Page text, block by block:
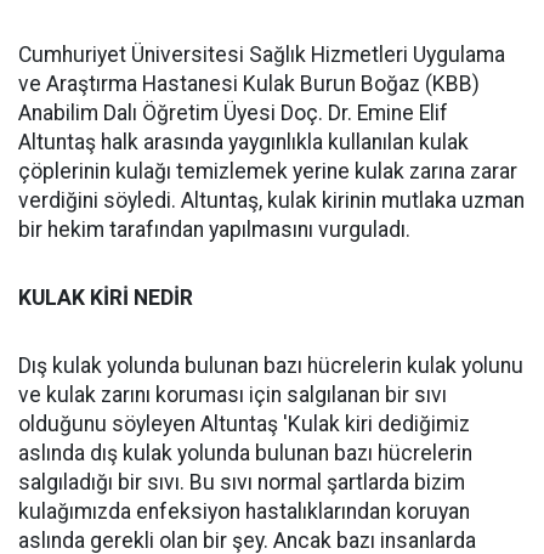
Cumhuriyet Üniversitesi Sağlık Hizmetleri Uygulama
ve Araştırma Hastanesi Kulak Burun Boğaz (KBB)
Anabilim Dalı Öğretim Üyesi Doç. Dr. Emine Elif
Altuntaş halk arasında yaygınlıkla kullanılan kulak
çöplerinin kulağı temizlemek yerine kulak zarına zarar
verdiğini söyledi. Altuntaş, kulak kirinin mutlaka uzman
bir hekim tarafından yapılmasını vurguladı.
KULAK KİRİ NEDİR
Dış kulak yolunda bulunan bazı hücrelerin kulak yolunu
ve kulak zarını koruması için salgılanan bir sıvı
olduğunu söyleyen Altuntaş 'Kulak kiri dediğimiz
aslında dış kulak yolunda bulunan bazı hücrelerin
salgıladığı bir sıvı. Bu sıvı normal şartlarda bizim
kulağımızda enfeksiyon hastalıklarından koruyan
aslında gerekli olan bir şey. Ancak bazı insanlarda